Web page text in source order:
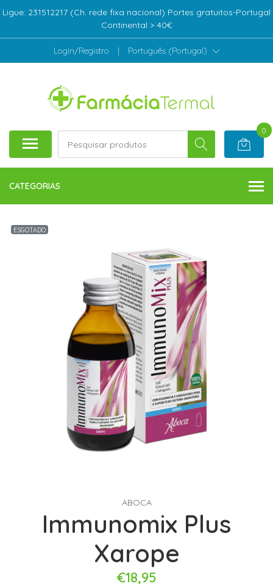
Ligue: 231512217 (Ch. rede fixa nacional) Portes gratuitos-Portugal
Continental > 40€
Login/Registro | Português (Portugal)
0
CATEGORIAS
ESGOTADO
ABOCA
Immunomix Plus
Xarope
€18,95